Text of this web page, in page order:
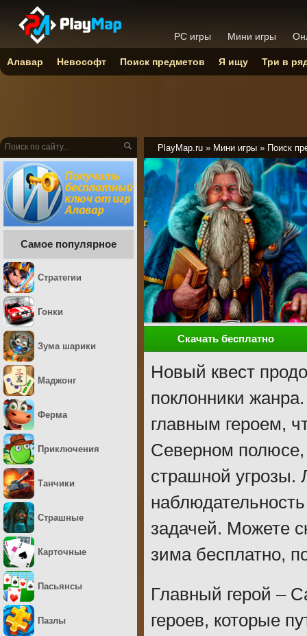
PlayMap.ru » Мини игры » Поиск
Скачать бесплатно
Новый квест
поклонники
главным героем,
Северном полюсе,
страшной
задачей. Можете
зима бесплатно,
Главный герой –
героев, которые
Самое популярное
Стратегии
Гонки
Зума шарики
Маджонг
Ферма
Приключения
Танчики
Страшные
Карточные
Пасьянсы
Пазлы
PC игры Мини игры
Алавар Невософт Поиск предметов Я ищу Три в